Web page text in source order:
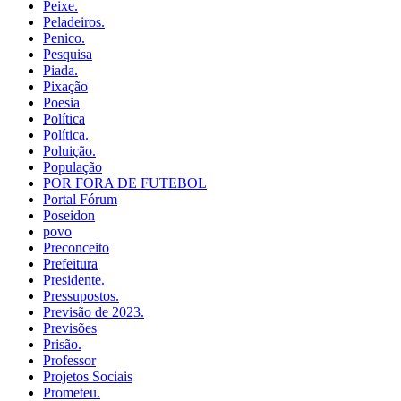
Peixe.
Peladeiros.
Penico.
Pesquisa
Piada.
Pixação
Poesia
Política
Política.
Poluição.
População
POR FORA DE FUTEBOL
Portal Fórum
Poseidon
povo
Preconceito
Prefeitura
Presidente.
Pressupostos.
Previsão de 2023.
Previsões
Prisão.
Professor
Projetos Sociais
Prometeu.